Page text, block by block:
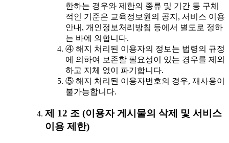
한하는 경우와 제한의 종류 및 기간 등 구체
적인 기준은 교육정보원의 공지, 서비스 이용
안내, 개인정보처리방침 등에서 별도로 정하
는 바에 의합니다.
④ 해지 처리된 이용자의 정보는 법령의 규정
에 의하여 보존할 필요성이 있는 경우를 제외
하고 지체 없이 파기합니다.
⑤ 해지 처리된 이용자번호의 경우, 재사용이
불가능합니다.
제 12 조 (이용자 게시물의 삭제 및 서비스
이용 제한)